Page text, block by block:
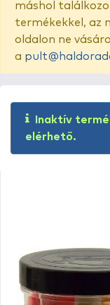
máshol
termékekkel, az
oldalon ne
a
Inaktív
elérhető.